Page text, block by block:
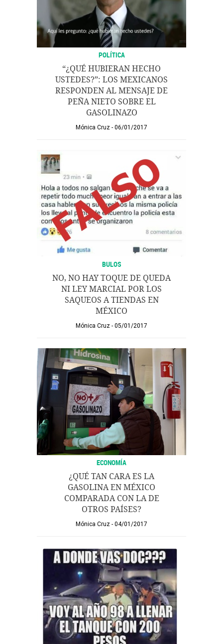
POLÍTICA
“¿QUÉ HUBIERAN HECHO
USTEDES?”: LOS MEXICANOS
RESPONDEN AL MENSAJE DE
PEÑA NIETO SOBRE EL
GASOLINAZO
Mónica Cruz 06/01/2017
BULOS
NO, NO HAY TOQUE DE QUEDA
NI LEY MARCIAL POR LOS
SAQUEOS A TIENDAS EN
MÉXICO
Mónica Cruz 05/01/2017
ECONOMÍA
¿QUÉ TAN CARA ES LA
GASOLINA EN MÉXICO
COMPARADA CON LA DE
OTROS PAÍSES?
Mónica Cruz 04/01/2017